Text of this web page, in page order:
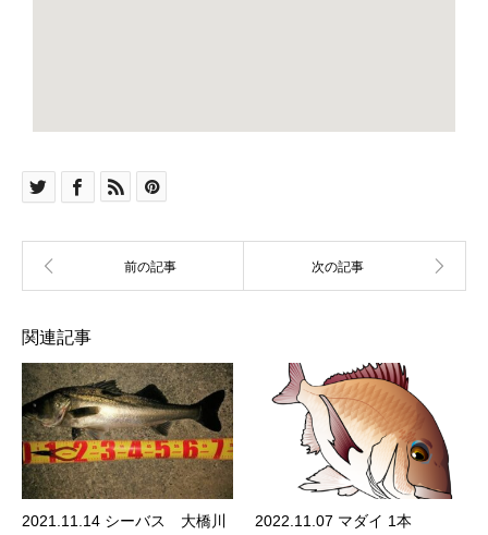
関連記事
2021.11.14 シーバス 大橋川 2022.11.07 マダイ 1本